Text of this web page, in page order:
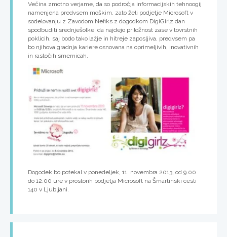
Večina zmotno verjame, da so področja informacijskih tehnoogij
namenjena predvsem moškim, zato želi podjetje Microsoft v
sodelovanju z Zavodom Nefiks z dogodkom DigiGirlz dan
spodbuditi srednješolke, da najdejo priložnost zase v tovrstnih
poklicih, saj bodo tako lažje in hitreje zaposljiva, predvsem pa
bo njihova gradnja kariere osnovana na oprimeljivih, inovativnih
in rastočih smernicah.
Dogodek bo potekalv ponedeljek, 11. novembra 2013, od 9.00
do 12.00 ure v prostorih podjetja Microsoft na Šmartinski cesti
140 v Ljubljani.